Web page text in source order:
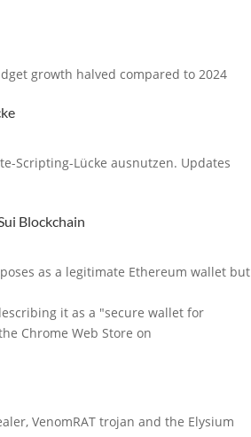
growth halved compared to 2024
Scripting-Lücke ausnutzen. Updates
Blockchain
as a legitimate Ethereum wallet but
it as a "secure wallet for
Chrome Web Store on
VenomRAT trojan and the Elysium